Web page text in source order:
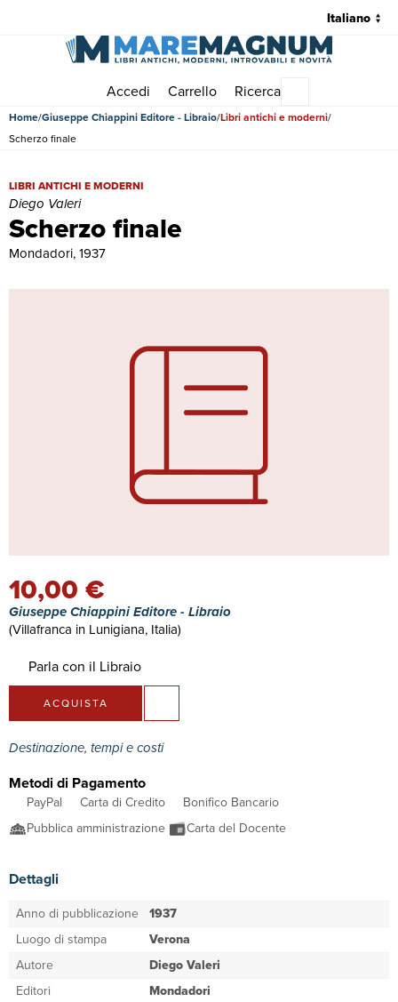
Accedi Carrello Ricerca
Home Giuseppe Chiappini Editore - Libraio Libri antichi e moderni
Scherzo finale
Scherzo finale
Scherzo finale | Libri antichi e moderni | Diego Valeri
LIBRI ANTICHI E MODERNI
Diego Valeri
Mondadori, 1937
10,00 €
Giuseppe Chiappini Editore - Libraio
(Villafranca in Lunigiana, Italia)
Parla con il Libraio
ACQUISTA
Destinazione, tempi e costi
Metodi di Pagamento
PayPal Carta di Credito
Bonifico Bancario
Pubblica amministrazione
Carta del Docente
Dettagli
Anno di pubblicazione 1937
Luogo di stampa
Verona
Autore
Diego Valeri
Editori
Mondadori